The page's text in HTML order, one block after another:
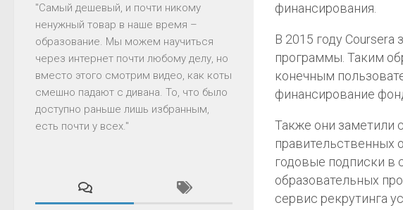
финансирования.
В 2015 году
программы. Таким
конечным
финансирование
Также они заметили
правительственных
годовые подписки в
образовательных
сервис рекрутинга
"Самый дешевый, и почти никому
ненужный товар в наше время –
образование. Мы можем научиться
через интернет почти любому делу, но
вместо этого смотрим видео, как коты
смешно падают с дивана. То, что было
доступно раньше лишь избранным,
есть почти у всех."